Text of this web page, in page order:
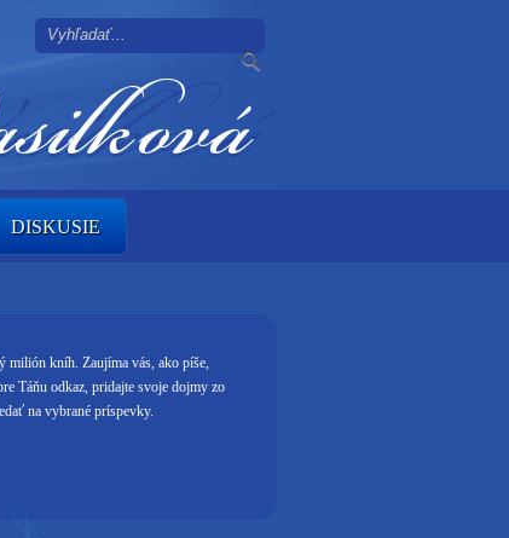
DISKUSIE
milión kníh. Zaujíma vás, ako píše,
Táňu odkaz, pridajte svoje dojmy zo
na vybrané príspevky.